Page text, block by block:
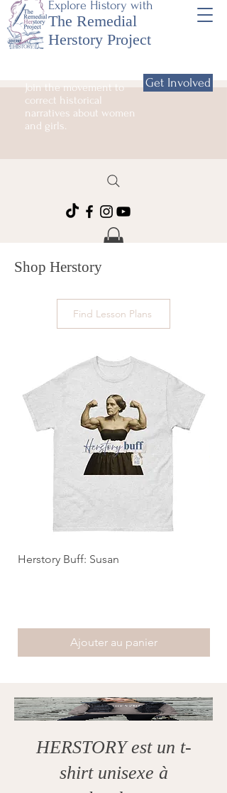
Explore History with
The Remedial
Herstory Project
Join the movement to
correct historical
narratives about women
and girls.
Get Involved
Shop Herstory
Find Lesson Plans
Herstory Buff: Susan
Ajouter au panier
HERSTORY est un t-
shirt unisexe à